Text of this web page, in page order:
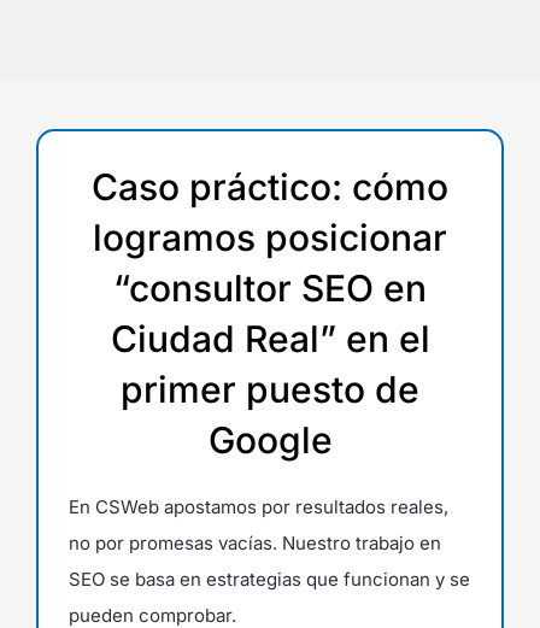
Caso práctico: cómo
logramos posicionar
“consultor SEO en
Ciudad Real” en el
primer puesto de
Google
En CSWeb apostamos por resultados reales,
no por promesas vacías. Nuestro trabajo en
SEO se basa en estrategias que funcionan y se
pueden comprobar.